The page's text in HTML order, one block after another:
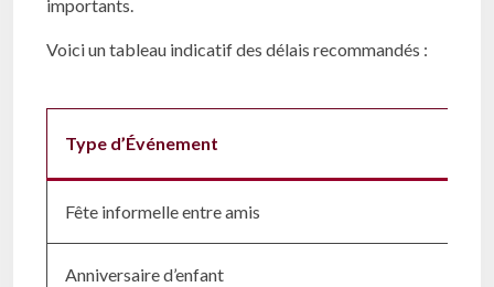
importants.
Voici un tableau indicatif des délais recommandés :
Type d’Événement
Fête informelle entre amis
Anniversaire d’enfant